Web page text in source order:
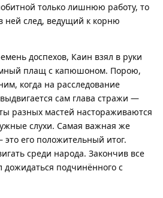
только лишнюю работу, то
ней след, ведущий к корню
доспехов, Каин взял в руки
плащ с капюшоном. Порою,
когда на расследование
сам глава стражи —
разных мастей настораживаются
слухи. Самая важная же
его положительный итог.
среди народа. Закончив все
дожидаться подчинённого с